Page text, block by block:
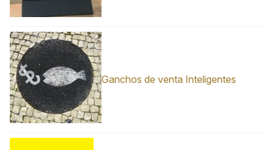
Ganchos de venta Inteligentes